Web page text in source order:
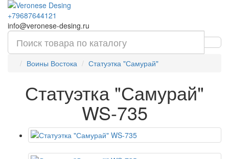
+79687644121
info@veronese-desing.ru
Воины Востока Статуэтка "Самурай"
Статуэтка "Самурай"
WS-735